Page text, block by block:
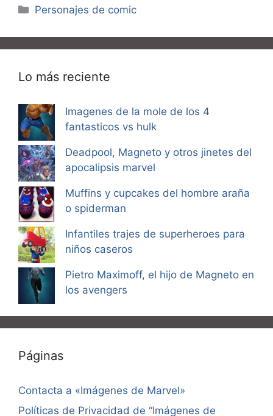
Categorías
Personajes de comic
Lo más reciente
Imagenes de la mole de los 4
fantasticos vs hulk
Deadpool, Magneto y otros jinetes del
apocalipsis marvel
Muffins y cupcakes del hombre araña
o spiderman
Infantiles trajes de superheroes para
niños caseros
Pietro Maximoff, el hijo de Magneto en
los avengers
Páginas
Contacta a «Imágenes de Marvel»
Políticas de Privacidad de “Imágenes de